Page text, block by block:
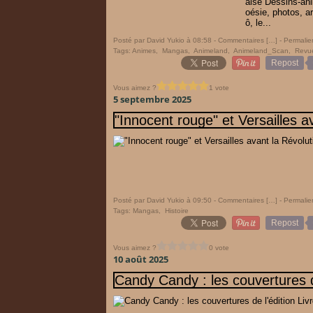
oésie, photos,
ô, le...
Posté par David Yukio à 08:58 - Commentaires [ ] -
Tags: Animes Mangas Animeland Animeland_Scan
Repost
Vous aimez ? 1 vote
5 septembre 2025
"Innocent rouge" et Versailles
Posté par David Yukio à 09:50 - Commentaires [ ] -
Tags: Mangas Histoire
Repost
Vous aimez ? 0 vote
10 août 2025
Candy Candy : les couvertures